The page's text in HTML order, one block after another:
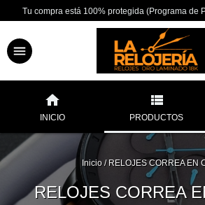
Tu compra está 100% protegida (Programa de
INICIO PRODUCTOS
Inicio / RELOJES CORREA EN
RELOJES CORREA